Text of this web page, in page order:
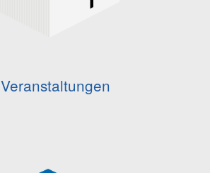
Veranstaltungen